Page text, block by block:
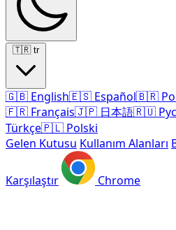
🇹🇷 tr
🇬🇧 English🇪🇸 Español🇧🇷
🇫🇷 Français🇯🇵 日本語🇷🇺
Türkçe🇵🇱 Polski
Gelen Kutusu Kullanım Alanları
Karşılaştır Chrome